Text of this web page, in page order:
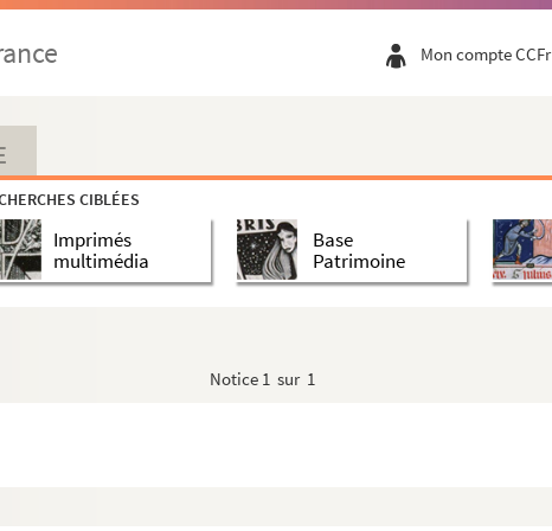
Mon compte CCFr
CIBLÉES
Imprimés
multimédia
Base
Patrimoine
Notice 1 sur 1